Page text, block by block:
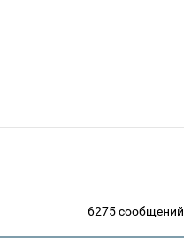
6275 сообщений